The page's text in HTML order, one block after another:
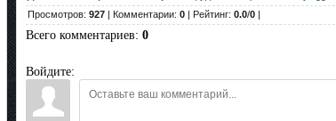
Просмотров: 927 | Комментарии: 0 | Рейтинг: 0.0/0 |
Всего комментариев: 0
Войдите: